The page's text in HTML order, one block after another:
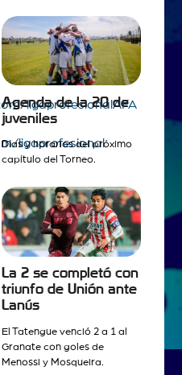
ligaprofesionalAFA
ligaprofesional
Agenda de la 20 de
juveniles
Días y horarios del próximo
capítulo del Torneo.
La 2 se completó con
triunfo de Unión ante
Lanús
El Tatengue venció 2 a 1 al
Granate con goles de
Menossi y Mosqueira.